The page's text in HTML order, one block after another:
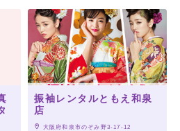
振袖レンタルともえ和泉
店
大阪府和泉市のぞみ野3-17-12